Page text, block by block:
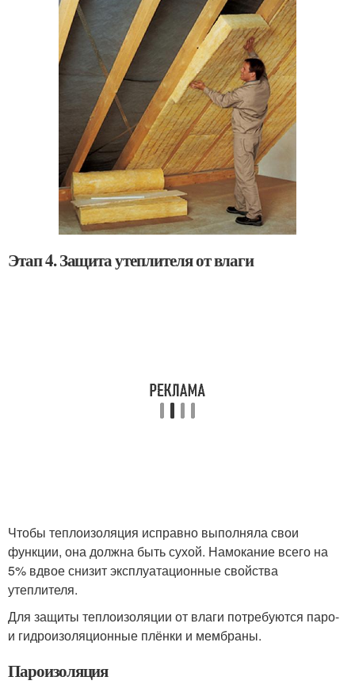
Этап 4. Защита утеплителя от влаги
Чтобы теплоизоляция исправно выполняла свои
функции, она должна быть сухой. Намокание всего на
5% вдвое снизит эксплуатационные свойства
утеплителя.
Для защиты теплоизоляции от влаги потребуются паро-
и гидроизоляционные плёнки и мембраны.
Пароизоляция